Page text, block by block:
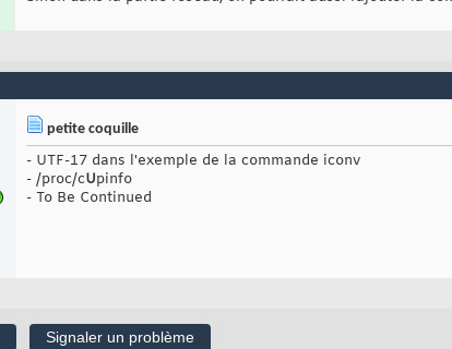
petite coquille
- UTF-17 dans l'exemple de la commande iconv
- /proc/cUpinfo
- To Be Continued
Signaler un problème